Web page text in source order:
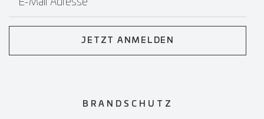
JETZT ANMELDEN
BRANDSCHUTZ